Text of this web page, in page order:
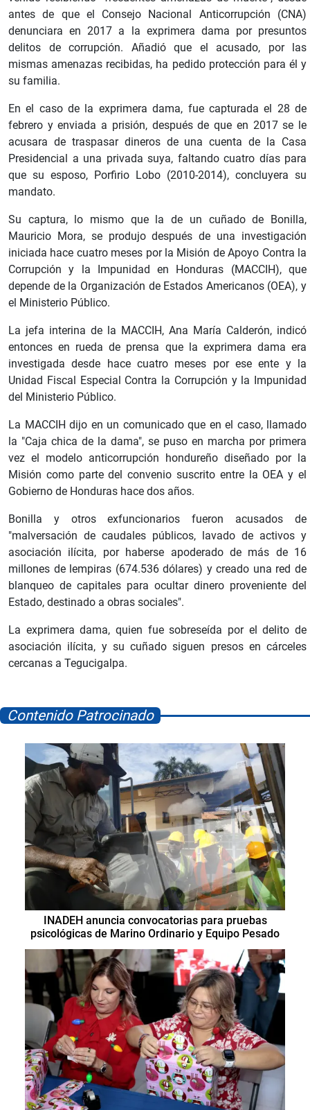
antes de que el Consejo Nacional Anticorrupción (CNA)
denunciara en 2017 a la exprimera dama por presuntos
delitos de corrupción. Añadió que el acusado, por las
mismas amenazas recibidas, ha pedido protección para él y
su familia.
En el caso de la exprimera dama, fue capturada el 28 de
febrero y enviada a prisión, después de que en 2017 se le
acusara de traspasar dineros de una cuenta de la Casa
Presidencial a una privada suya, faltando cuatro días para
que su esposo, Porfirio Lobo (2010-2014), concluyera su
mandato.
Su captura, lo mismo que la de un cuñado de Bonilla,
Mauricio Mora, se produjo después de una investigación
iniciada hace cuatro meses por la Misión de Apoyo Contra la
Corrupción y la Impunidad en Honduras (MACCIH), que
depende de la Organización de Estados Americanos (OEA), y
el Ministerio Público.
La jefa interina de la MACCIH, Ana María Calderón, indicó
entonces en rueda de prensa que la exprimera dama era
investigada desde hace cuatro meses por ese ente y la
Unidad Fiscal Especial Contra la Corrupción y la Impunidad
del Ministerio Público.
La MACCIH dijo en un comunicado que en el caso, llamado
la "Caja chica de la dama", se puso en marcha por primera
vez el modelo anticorrupción hondureño diseñado por la
Misión como parte del convenio suscrito entre la OEA y el
Gobierno de Honduras hace dos años.
Bonilla y otros exfuncionarios fueron acusados de
"malversación de caudales públicos, lavado de activos y
asociación ilícita, por haberse apoderado de más de 16
millones de lempiras (674.536 dólares) y creado una red de
blanqueo de capitales para ocultar dinero proveniente del
Estado, destinado a obras sociales".
La exprimera dama, quien fue sobreseída por el delito de
asociación ilícita, y su cuñado siguen presos en cárceles
cercanas a Tegucigalpa.
Contenido Patrocinado
INADEH anuncia convocatorias para pruebas
psicológicas de Marino Ordinario y Equipo Pesado